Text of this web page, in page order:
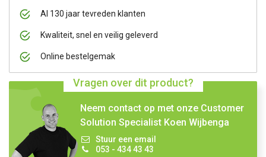
Al 130 jaar tevreden klanten
Kwaliteit, snel en veilig geleverd
Online bestelgemak
Vragen over dit product?
Neem contact op met onze Customer
Solution Specialist Koen Wijbenga
Stuur een email
053 - 434 43 43